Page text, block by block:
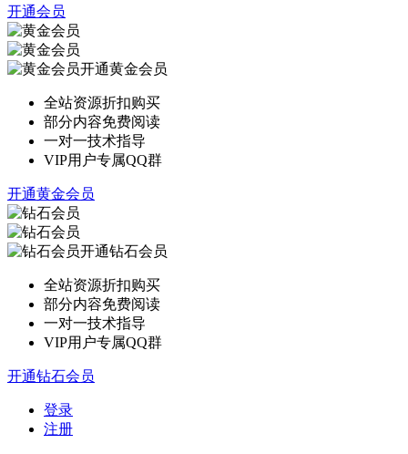
开通会员
开通黄金会员
全站资源折扣购买
部分内容免费阅读
一对一技术指导
VIP用户专属QQ群
开通黄金会员
开通钻石会员
全站资源折扣购买
部分内容免费阅读
一对一技术指导
VIP用户专属QQ群
开通钻石会员
登录
注册